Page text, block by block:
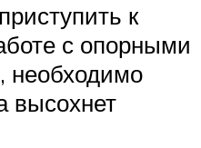
к
с опорными
необходимо
высохнет